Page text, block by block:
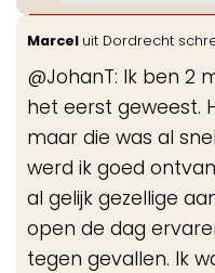
Marcel uit Dordrecht
@JohanT: Ik ben 2
het eerst geweest.
maar die was al
werd ik goed
al gelijk gezellige
open de dag
tegen gevallen. Ik